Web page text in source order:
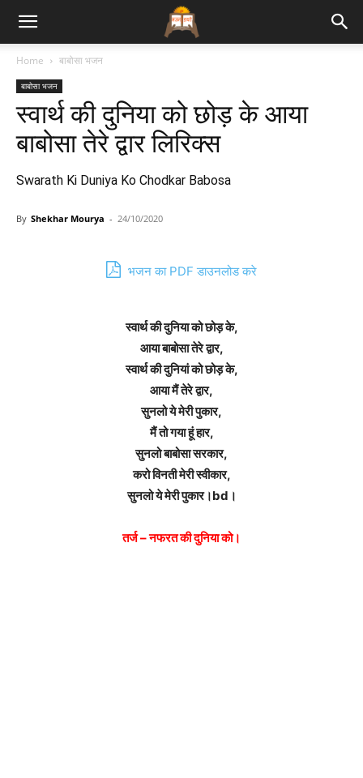
Bhajan
Lyrics
Home बाबोसा भजन
बाबोसा भजन
स्वार्थ की दुनिया को छोड़ के आया
बाबोसा तेरे द्वार लिरिक्स
Swarath Ki Duniya Ko Chodkar Babosa
By Shekhar Mourya - 24/10/2020
भजन का PDF डाउनलोड करे
स्वार्थ की दुनिया को छोड़ के,
आया बाबोसा तेरे द्वार,
स्वार्थ की दुनियां को छोड़ के,
आया मैं तेरे द्वार,
सुनलो ये मेरी पुकार,
मैं तो गया हूं हार,
सुनलो बाबोसा सरकार,
करो विनती मेरी स्वीकार,
सुनलो ये मेरी पुकार।bd।
तर्ज – नफरत की दुनिया को।